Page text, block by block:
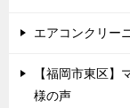
エアコンクリー
【福岡市東区
様の声